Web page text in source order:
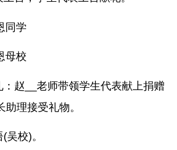
同学
母校
：赵__老师带领学生代表献上捐赠
理接受礼物。
吴校)。